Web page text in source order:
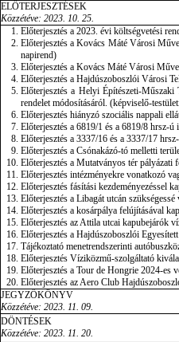
ELŐTERJESZTÉSEK
Közzétéve: 2023. 10. 25.
Előterjesztés a 2023. évi költségvetési
Előterjesztés a Kovács Máté Városi
napirend)
Előterjesztés a Kovács Máté Városi
Előterjesztés a Hajdúszoboszlói Városi
Előterjesztés a Helyi Építészeti-
rendelet módosításáról. (képviselő-
Előterjesztés hiányzó szociális nappali
Előterjesztés a 6819/1 és a 6819/8 hrsz-
Előterjesztés a 3337/16 és a 3337/17
Előterjesztés a Csónakázó-tó melletti
Előterjesztés a Mutatványos tér
Előterjesztés intézményekre vonatkozó
Előterjesztés fásítási kezdeményezéssel
Előterjesztés a Libagát utcán
Előterjesztés a kosárpálya felújításával
Előterjesztés az Attila utcai kapubejárók
Előterjesztés a Hajdúszoboszlói
Tájékoztató menetrendszerinti
Előterjesztés Víziközmű-szolgáltató
Előterjesztés a Tour de Hongrie 2024-es
Előterjesztés az Aero Club
JEGYZŐKÖNYV
Közzétéve: 2023. 11. 09.
DÖNTÉSEK
Közzétéve: 2023. 11. 20.